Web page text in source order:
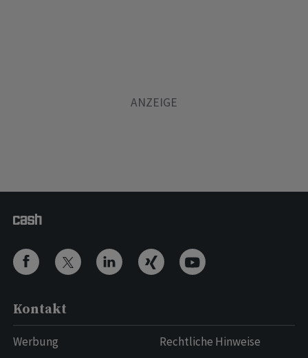
Kontakt
Werbung
Rechtliche Hinweise